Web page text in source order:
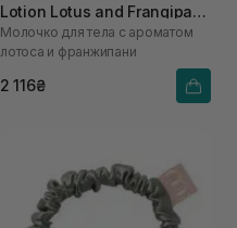
Lotion Lotus and Frangipani
Flowers 200 мл
Молочко для тела с ароматом
лотоса и франжипани
2 116₴